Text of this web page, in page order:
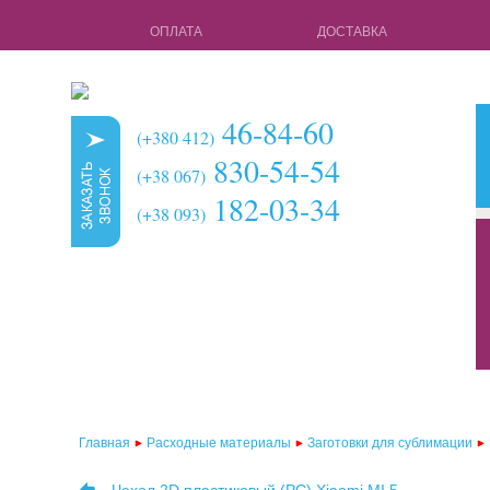
ОПЛАТА ДОСТАВКА
(+380 412) 46-84-60
(+38 067) 830-54-54
(+38 093) 182-03-34
чехлы для
Главная Расходные материалы Заготовки для сублимации